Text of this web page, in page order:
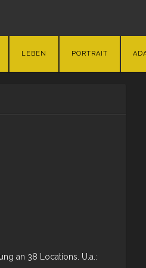
LEBEN PORTRAIT
an 38 Locations. U.a.: